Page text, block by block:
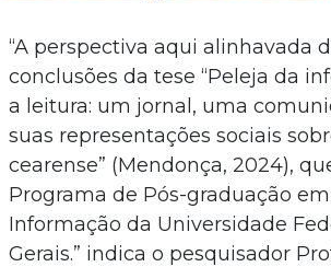
“A perspectiva aqui alinhavada
conclusões da tese “Peleja da
a leitura: um jornal, uma
suas representações sociais
cearense” (Mendonça, 2024),
Programa de Pós-graduação
Informação da Universidade
Gerais.” indica o pesquisador